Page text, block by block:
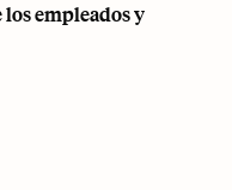
empleados y